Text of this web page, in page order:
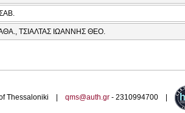
ΤΣΙΑΛΤΑΣ ΙΩΑΝΝΗΣ ΘΕΟ.
of Thessaloniki | qms@auth.gr- 2310994700 |